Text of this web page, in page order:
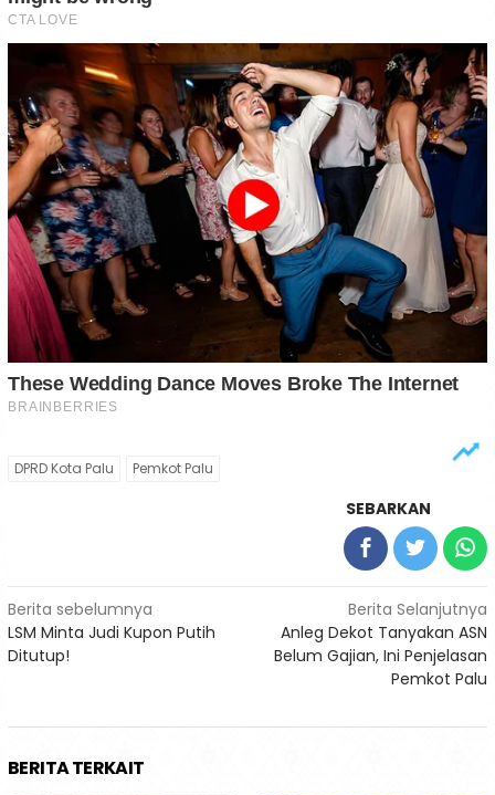
DPRD Kota Palu Pemkot Palu
SEBARKAN
Navigasi
pos
Berita sebelumnya
LSM Minta Judi Kupon Putih
Ditutup!
Berita Selanjutnya
Anleg Dekot Tanyakan ASN
Belum Gajian, Ini Penjelasan
Pemkot Palu
BERITA TERKAIT